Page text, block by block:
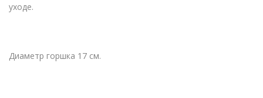
уходе.
Диаметр горшка 17 см.